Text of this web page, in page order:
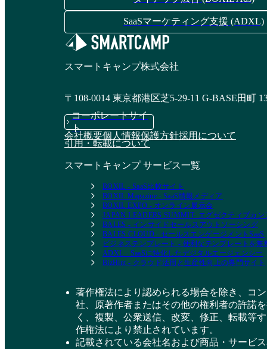
SaaSマーケティング支援 (ADXL)
スマートキャンプ株式会社
〒108-0014 東京都港区芝5-29-11 G-BASE田町
コーポレートサイ
ト
会社概要個人情報保護方針採用について
引用・転載について
スマートキャンプ サービス一覧
BOXIL - SaaS比較サイト
BOXIL Magazine - SaaS情報メディア
BOXIL EXPO - オンライン展示会
JAPAN LEADERS SUMMIT- エグゼクティブカン
BALES - インサイドセールスアウトソーシング
BALES CLOUD - セールスエンゲージメントSaaS
ビジネステンプレート - 便利なテンプレートを無
ADXL - SaaSに特化したデジタルエージェンシー
BizHint - クラウド活用と生産性向上の専門サイト
著作権法により認められる場合を除き、コ
社、原著作者またはその他の権利者の許諾
く、複製、公衆送信、改変、修正、転載等
作権法により禁止されています。
記載されている会社名および商品・サービ